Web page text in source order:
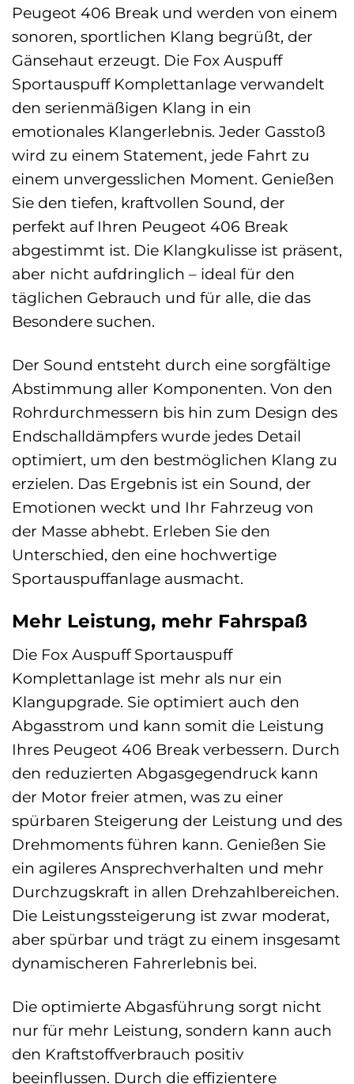
Peugeot 406 Break und werden von einem
sonoren, sportlichen Klang begrüßt, der
Gänsehaut erzeugt. Die Fox Auspuff
Sportauspuff Komplettanlage verwandelt
den serienmäßigen Klang in ein
emotionales Klangerlebnis. Jeder Gasstoß
wird zu einem Statement, jede Fahrt zu
einem unvergesslichen Moment. Genießen
Sie den tiefen, kraftvollen Sound, der
perfekt auf Ihren Peugeot 406 Break
abgestimmt ist. Die Klangkulisse ist präsent,
aber nicht aufdringlich – ideal für den
täglichen Gebrauch und für alle, die das
Besondere suchen.
Der Sound entsteht durch eine sorgfältige
Abstimmung aller Komponenten. Von den
Rohrdurchmessern bis hin zum Design des
Endschalldämpfers wurde jedes Detail
optimiert, um den bestmöglichen Klang zu
erzielen. Das Ergebnis ist ein Sound, der
Emotionen weckt und Ihr Fahrzeug von
der Masse abhebt. Erleben Sie den
Unterschied, den eine hochwertige
Sportauspuffanlage ausmacht.
Mehr Leistung, mehr Fahrspaß
Die Fox Auspuff Sportauspuff
Komplettanlage ist mehr als nur ein
Klangupgrade. Sie optimiert auch den
Abgasstrom und kann somit die Leistung
Ihres Peugeot 406 Break verbessern. Durch
den reduzierten Abgasgegendruck kann
der Motor freier atmen, was zu einer
spürbaren Steigerung der Leistung und des
Drehmoments führen kann. Genießen Sie
ein agileres Ansprechverhalten und mehr
Durchzugskraft in allen Drehzahlbereichen.
Die Leistungssteigerung ist zwar moderat,
aber spürbar und trägt zu einem insgesamt
dynamischeren Fahrerlebnis bei.
Die optimierte Abgasführung sorgt nicht
nur für mehr Leistung, sondern kann auch
den Kraftstoffverbrauch positiv
beeinflussen. Durch die effizientere